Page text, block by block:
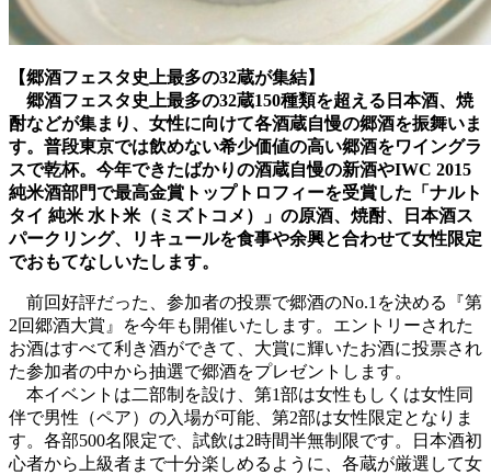
【郷酒フェスタ史上最多の32蔵が集結】
郷酒フェスタ史上最多の32蔵150種類を超える日本酒、焼
酎などが集まり、女性に向けて各酒蔵自慢の郷酒を振舞いま
す。普段東京では飲めない希少価値の高い郷酒をワイングラ
スで乾杯。今年できたばかりの酒蔵自慢の新酒やIWC 2015
純米酒部門で最高金賞トップトロフィーを受賞した「ナルト
タイ 純米 水ト米（ミズトコメ）」の原酒、焼酎、日本酒ス
パークリング、リキュールを食事や余興と合わせて女性限定
でおもてなしいたします。
前回好評だった、参加者の投票で郷酒のNo.1を決める『第
2回郷酒大賞』を今年も開催いたします。エントリーされた
お酒はすべて利き酒ができて、大賞に輝いたお酒に投票され
た参加者の中から抽選で郷酒をプレゼントします。
本イベントは二部制を設け、第1部は女性もしくは女性同
伴で男性（ペア）の入場が可能、第2部は女性限定となりま
す。各部500名限定で、試飲は2時間半無制限です。日本酒初
心者から上級者まで十分楽しめるように、各蔵が厳選して女